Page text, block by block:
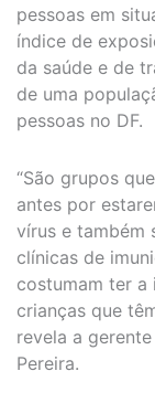
pessoas em
índice de
da saúde e de
de uma
pessoas no DF.
“São grupos
antes por
vírus e também
clínicas de
costumam ter a
crianças que
revela a
Pereira.